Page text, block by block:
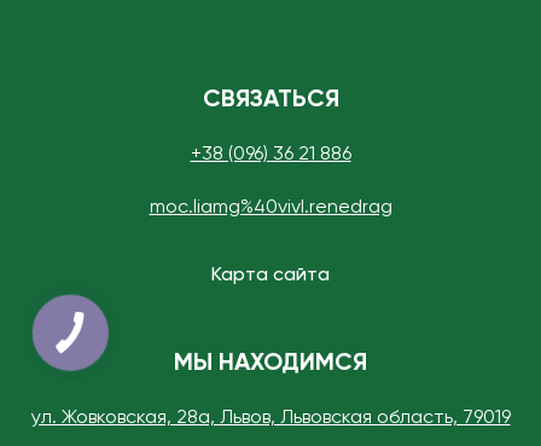
СВЯЗАТЬСЯ
+38 (096) 36 21 886
moc.liamg%40vivI.renedrag
Карта сайта
МЫ НАХОДИМСЯ
ул. Жовковская, 28а, Львов, Львовская область, 79019